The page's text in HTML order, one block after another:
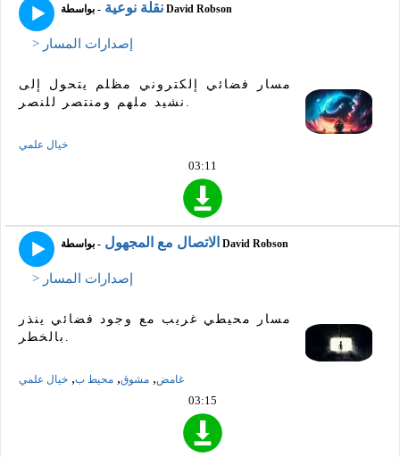
نقلة نوعية - بواسطة David Robson
> إصدارات المسار
مسار فضائي إلكتروني مظلم يتحول إلى
خيال علمي
03:11
الاتصال مع المجهول - بواسطة David Robson
> إصدارات المسار
مسار محيطي غريب مع وجود فضائي ينذر
غامض, مشوق, محيط ب, خيال علمي
03:15